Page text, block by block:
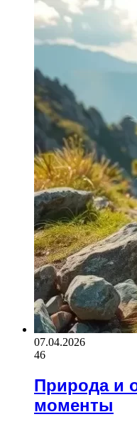
07.04.2026
46
Природа и
моменты